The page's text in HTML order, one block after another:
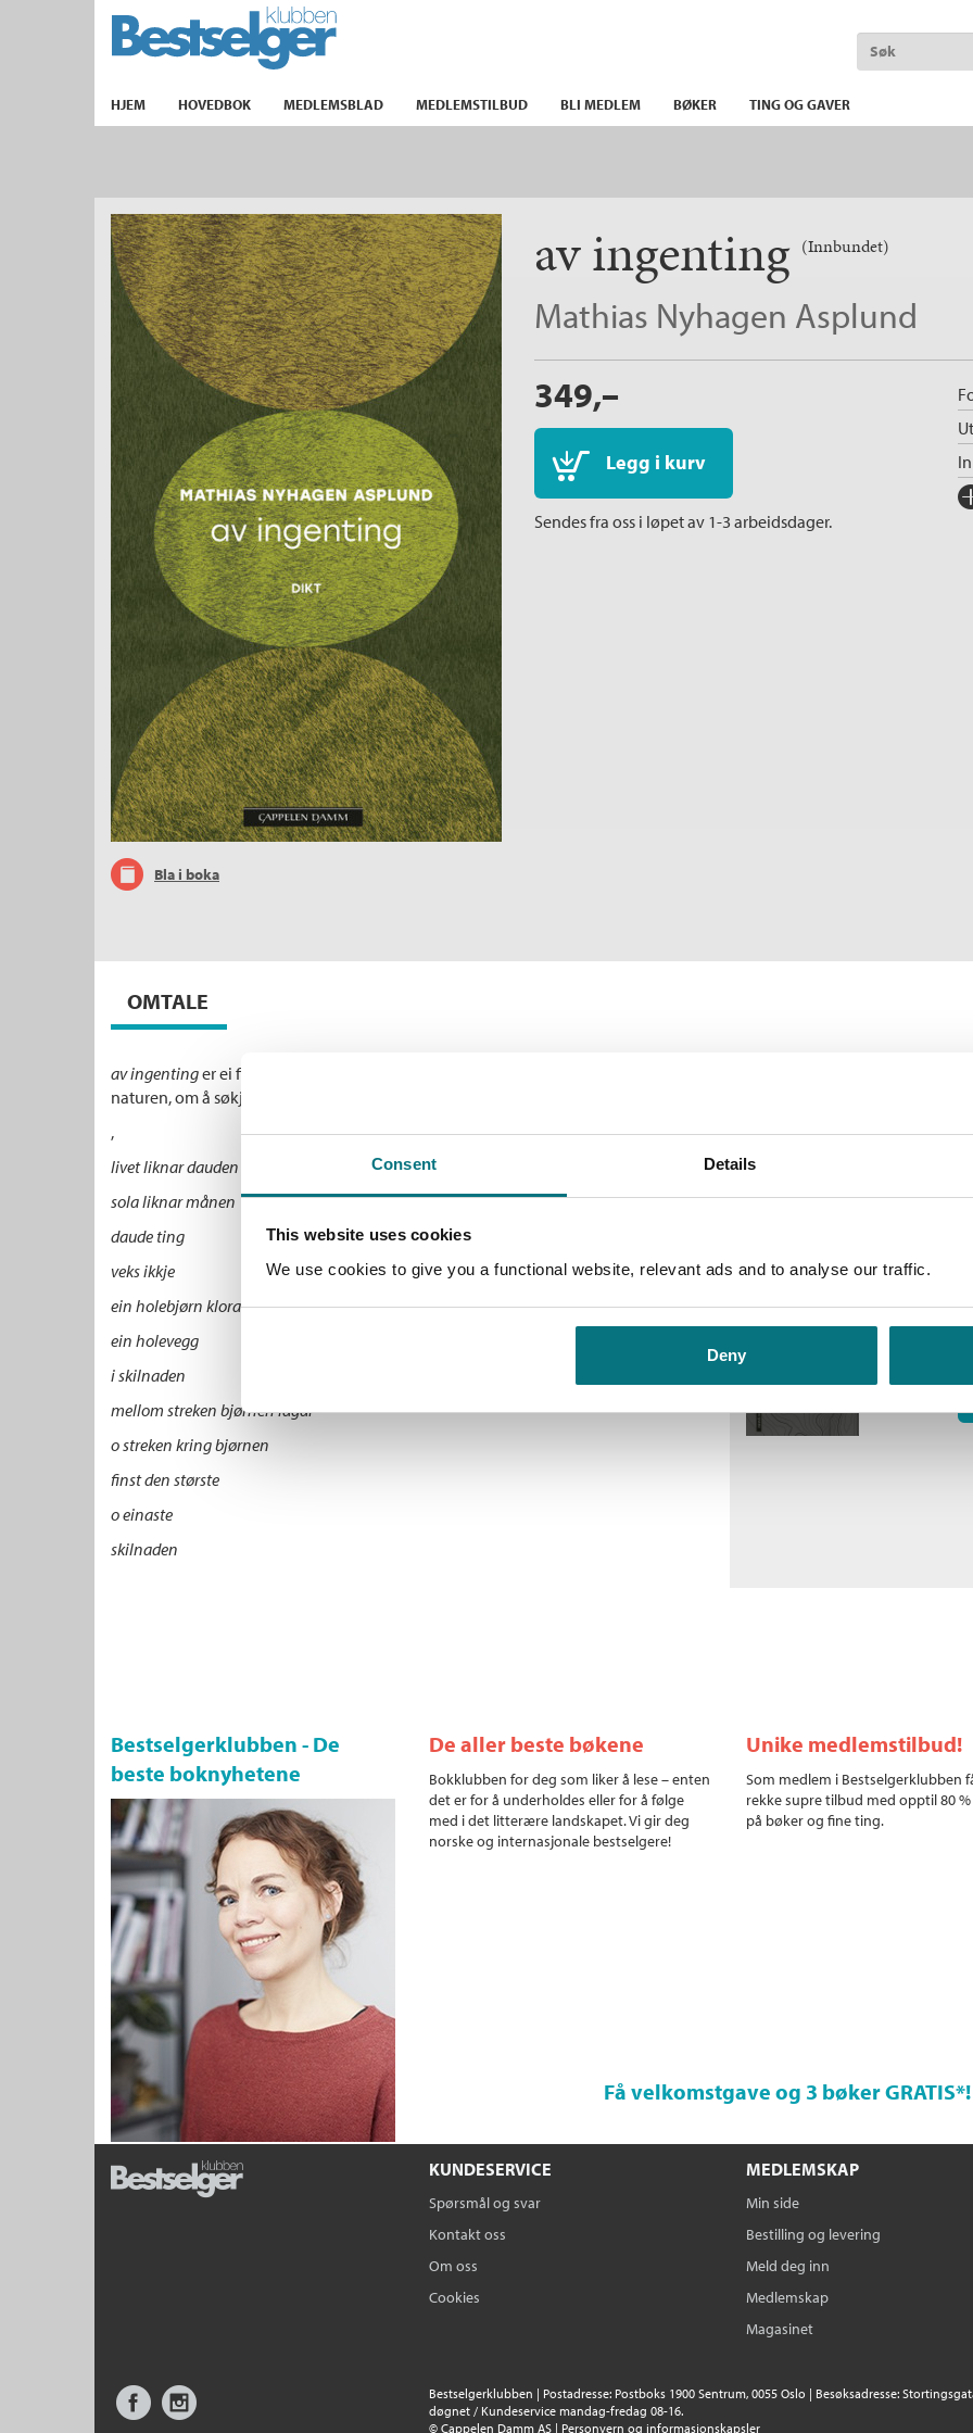
Consent Details
This website uses cookies
We use cookies to give you a functional website, relevant ads and to analyse our traffic.
Deny
TIL FORSIDEN
HJEM HOVEDBOK MEDLEMSBLAD MEDLEMSTILBUD BLI MEDLEM BØKER TING OG GAVER
Bla i boka
av ingenting (Innbundet)
Mathias Nyhagen Asplund
349,–
Legg i kurv
Sendes fra oss i løpet av 1-3 arbeidsdager.
OMTALE
av ingentinger ei finslepen og tankevekkande diktsamling om mennesket, om
naturen, om å søkje meining i det tause livet som omgjev oss, og av til få svar.
,
livet liknar dauden godt
sola liknar månen
daude ting
veks ikkje
ein holebjørn klorar
ein holevegg
i skilnaden
mellom streken bjørnen lagar
o streken kring bjørnen
finst den største
o einaste
skilnaden
av ingenting
Bokmål
Bestselgerklubben - De
beste boknyhetene
De aller beste bøkene
Bokklubben for deg som liker å lese – enten
det er for å underholdes eller for å følge
med i det litterære landskapet. Vi gir deg
norske og internasjonale bestselgere!
Unike medlemstilbud!
Som medlem i Bestselgerklubben
rekke supre tilbud med opptil 80
på bøker og fine ting.
Få velkomstgave og 3 bøker GRATIS*!
KUNDESERVICE
Spørsmål og svar
Kontakt oss
Om oss
Cookies
MEDLEMSKAP
Min side
Bestilling og levering
Meld deg inn
Medlemskap
Magasinet
Bestselgerklubben | Postadresse: Postboks 1900 Sentrum, 0055 Oslo | Besøksadresse:
døgnet / Kundeservice mandag-fredag 08-16.
© Cappelen Damm AS| Personvern og informasjonskapsler
Facebook